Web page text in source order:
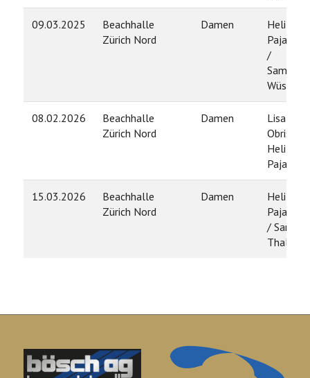
09.03.2025
Beachhalle
Zürich Nord
Damen
Heli
/
Wüst
08.02.2026
Beachhalle
Zürich Nord
Damen
Lisa
Obrist /
Heli
15.03.2026
Beachhalle
Zürich Nord
Damen
Heli
/ Sarina